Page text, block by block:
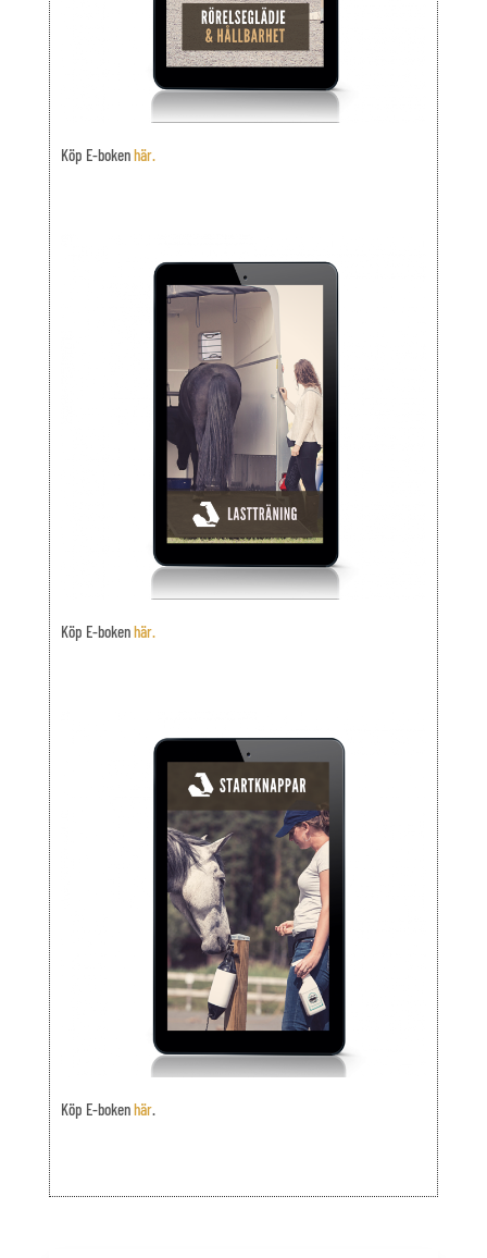
Köp E-bokenhär.
Köp E-bokenhär.
Köp E-bokenhär.